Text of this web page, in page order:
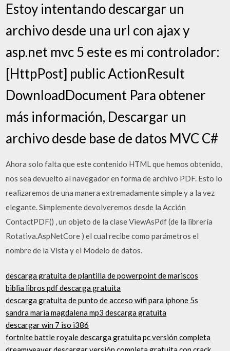
Estoy intentando descargar un
archivo desde una url con ajax y
asp.net mvc 5 este es mi controlador:
[HttpPost] public ActionResult
DownloadDocument Para obtener
más información, Descargar un
archivo desde base de datos MVC C#
Ahora solo falta que este contenido HTML que hemos obtenido,
nos sea devuelto al navegador en forma de archivo PDF. Esto lo
realizaremos de una manera extremadamente simple y a la vez
elegante. Simplemente devolveremos desde la Acción
ContactPDF() , un objeto de la clase ViewAsPdf (de la librería
Rotativa.AspNetCore ) el cual recibe como parámetros el
nombre de la Vista y el Modelo de datos.
descarga gratuita de plantilla de powerpoint de mariscos
biblia libros pdf descarga gratuita
descarga gratuita de punto de acceso wifi para iphone 5s
sandra maria magdalena mp3 descarga gratuita
descargar win 7 iso i386
fortnite battle royale descarga gratuita pc versión completa